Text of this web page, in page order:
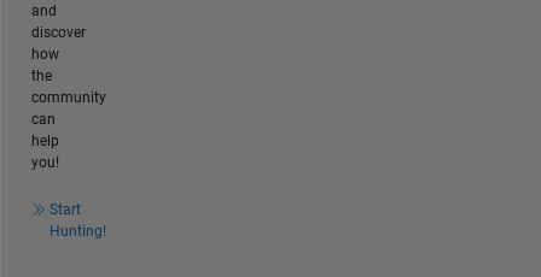
and
discover
how
the
community
can
help
you!
Start
Hunting!